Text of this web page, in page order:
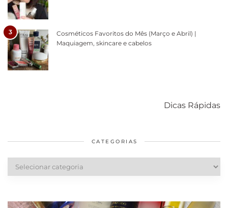
3
Cosméticos Favoritos do Mês (Março e Abril) |
Maquiagem, skincare e cabelos
Dicas Rápidas
diários
cabelos
CATEGORIAS